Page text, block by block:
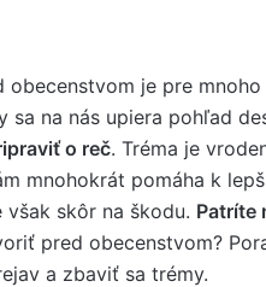
obecenstvom je pre
sa na nás upiera pohľad
o reč. Tréma je
mnohokrát pomáha k
skôr na škodu. Patríte
pred obecenstvom?
a zbaviť sa trémy.